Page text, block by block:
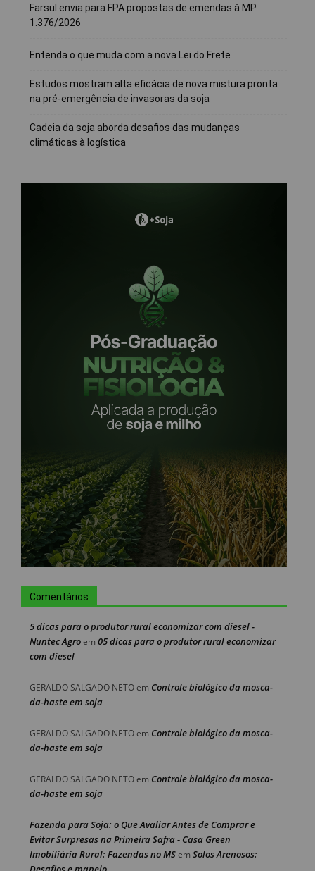
Farsul envia para FPA propostas de emendas à MP
1.376/2026
Entenda o que muda com a nova Lei do Frete
Estudos mostram alta eficácia de nova mistura pronta
na pré-emergência de invasoras da soja
Cadeia da soja aborda desafios das mudanças
climáticas à logística
Comentários
5 dicas para o produtor rural economizar com diesel -
Nuntec Agroem 05 dicas para o produtor rural economizar
com diesel
GERALDO SALGADO NETOem Controle biológico da mosca-
da-haste em soja
GERALDO SALGADO NETOem Controle biológico da mosca-
da-haste em soja
GERALDO SALGADO NETOem Controle biológico da mosca-
da-haste em soja
Fazenda para Soja: o Que Avaliar Antes de Comprar e
Evitar Surpresas na Primeira Safra - Casa Green
Imobiliária Rural: Fazendas no MSem Solos Arenosos: